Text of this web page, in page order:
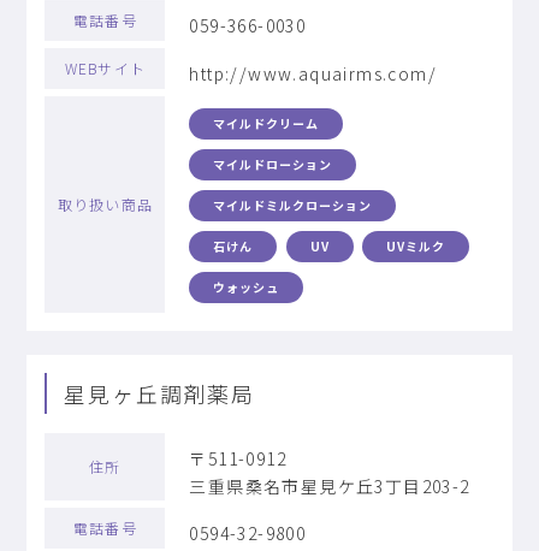
電話番号 059-366-0030
WEBサイト http://www.aquairms.com/
取り扱い商品
マイルドクリーム
マイルドローション
マイルドミルクローション
石けん UV UVミルク
ウォッシュ
星見ヶ丘調剤薬局
住所
〒511-0912
三重県桑名市星見ケ丘3丁目203-2
電話番号 0594-32-9800